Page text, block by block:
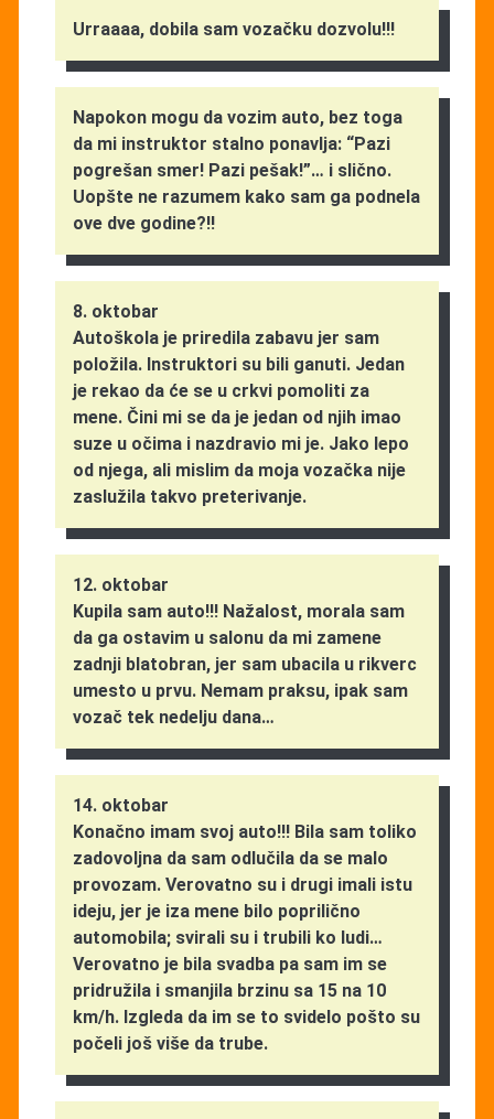
Urraaaa, dobila sam vozačku dozvolu!!!
Napokon mogu da vozim auto, bez toga
da mi instruktor stalno ponavlja: “Pazi
pogrešan smer! Pazi pešak!”… i slično.
Uopšte ne razumem kako sam ga podnela
ove dve godine?!!
8. oktobar
Autoškola je priredila zabavu jer sam
položila. Instruktori su bili ganuti. Jedan
je rekao da će se u crkvi pomoliti za
mene. Čini mi se da je jedan od njih imao
suze u očima i nazdravio mi je. Jako lepo
od njega, ali mislim da moja vozačka nije
zaslužila takvo preterivanje.
12. oktobar
Kupila sam auto!!! Nažalost, morala sam
da ga ostavim u salonu da mi zamene
zadnji blatobran, jer sam ubacila u rikverc
umesto u prvu. Nemam praksu, ipak sam
vozač tek nedelju dana…
14. oktobar
Konačno imam svoj auto!!! Bila sam toliko
zadovoljna da sam odlučila da se malo
provozam. Verovatno su i drugi imali istu
ideju, jer je iza mene bilo poprilično
automobila; svirali su i trubili ko ludi…
Verovatno je bila svadba pa sam im se
pridružila i smanjila brzinu sa 15 na 10
km/h. Izgleda da im se to svidelo pošto su
počeli još više da trube.